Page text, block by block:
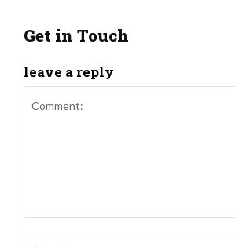
Get in Touch
leave a reply